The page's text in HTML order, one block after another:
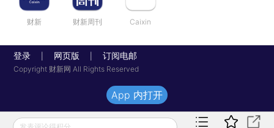
财新 财新周刊 Caixin
登录 网页版 订阅电邮
Copyright 财新网 All Rights Reserved
发表评论得积分
App 内打开